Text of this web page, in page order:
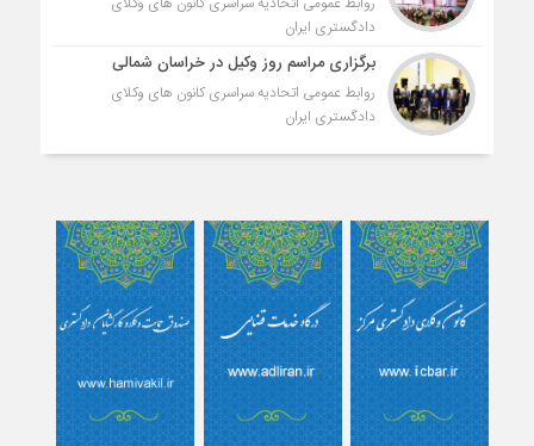
دادگستری ایران
برگزاری مراسم روز وکیل در خراسان شمالی
روابط عمومی اتحادیه سراسری کانون های وکلای
دادگستری ایران